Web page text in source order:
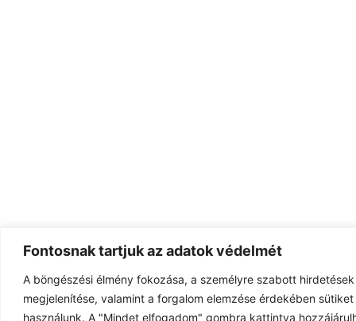
Fontosnak tartjuk az adatok védelmét
A böngészési élmény fokozása, a személyre szabott
megjelenítése, valamint a forgalom elemzése érdekében
használunk. A "Mindet elfogadom" gombra kattintva